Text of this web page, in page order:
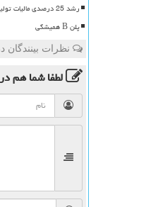
رشد 25 درصدی مالیات تولید فشار مالیاتی به سایر حوزه ها منتقل شد
پلن B همیشگی
نظرات
لطفا شما هم